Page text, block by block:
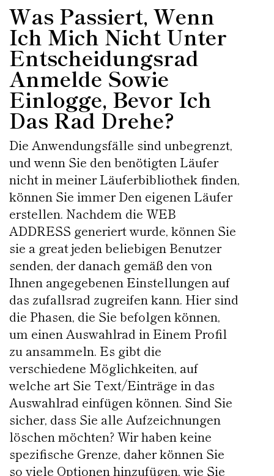
Was Passiert, Wenn
Ich Mich Nicht Unter
Entscheidungsrad
Anmelde Sowie
Einlogge, Bevor Ich
Das Rad Drehe?
Die Anwendungsfälle sind unbegrenzt,
und wenn Sie den benötigten Läufer
nicht in meiner Läuferbibliothek finden,
können Sie immer Den eigenen Läufer
erstellen. Nachdem die WEB
ADDRESS generiert wurde, können Sie
sie a great jeden beliebigen Benutzer
senden, der danach gemäß den von
Ihnen angegebenen Einstellungen auf
das zufallsrad zugreifen kann. Hier sind
die Phasen, die Sie befolgen können,
um einen Auswahlrad in Einem Profil
zu ansammeln. Es gibt die
verschiedene Möglichkeiten, auf
welche art Sie Text/Einträge in das
Auswahlrad einfügen können. Sind Sie
sicher, dass Sie alle Aufzeichnungen
löschen möchten? Wir haben keine
spezifische Grenze, daher können Sie
so viele Optionen hinzufügen, wie Sie